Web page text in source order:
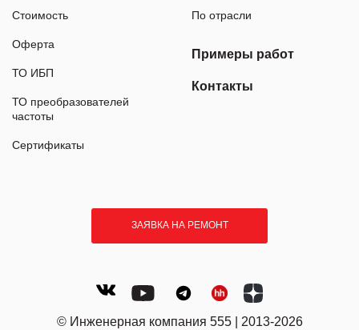
Стоимость
Оферта
ТО ИБП
ТО преобразователей
частоты
Сертификаты
По отрасли
Примеры работ
Контакты
ЗАЯВКА НА РЕМОНТ
© Инженерная компания 555 | 2013-2026